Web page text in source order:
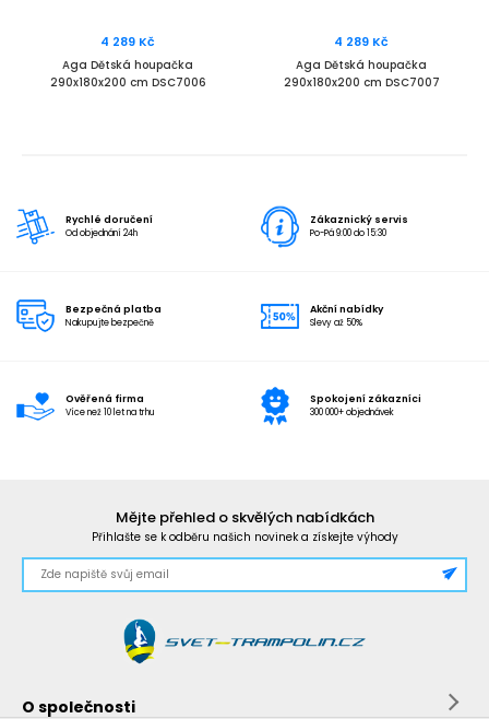
4 289 Kč
Aga Dětská houpačka
290x180x200 cm DSC7006
4 289 Kč
Aga Dětská houpačka
290x180x200 cm DSC7007
Rychlé doručení
Od objednání 24h
Zákaznický servis
Po-Pá 9:00 do 15:30
Bezpečná platba
Nakupujte bezpečně
Akční nabídky
Slevy až 50%
Ověřená firma
Více než 10 let na trhu
Spokojení zákazníci
300 000+ objednávek
Mějte přehled o skvělých nabídkách
Přihlašte se k odběru našich novinek a získejte výhody
O společnosti